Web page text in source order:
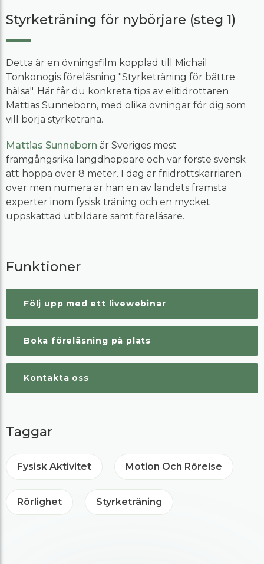
Styrketräning för nybörjare (steg 1)
Detta är en övningsfilm kopplad till Michail
Tonkonogis föreläsning "Styrketräning för bättre
hälsa". Här får du konkreta tips av elitidrottaren
Mattias Sunneborn, med olika övningar för dig som
vill börja styrketräna.
Mattias Sunneborn är Sveriges mest
framgångsrika längdhoppare och var förste svensk
att hoppa över 8 meter. I dag är friidrottskarriären
över men numera är han en av landets främsta
experter inom fysisk träning och en mycket
uppskattad utbildare samt föreläsare.
Funktioner
Följ upp med ett livewebinar
Boka föreläsning på plats
Kontakta oss
Taggar
Fysisk Aktivitet Motion Och Rörelse
Rörlighet Styrketräning